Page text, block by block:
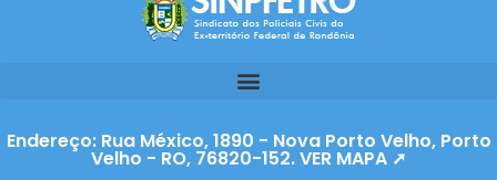
Endereço: Rua México, 1890 - Nova Porto Velho, Porto
Velho - RO, 76820-152. VER MAPA ➚